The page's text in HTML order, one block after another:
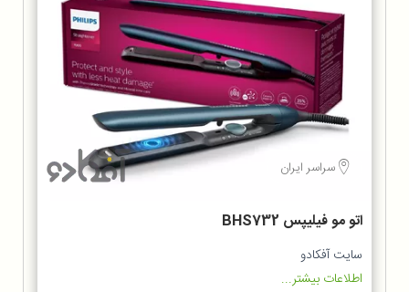
سراسر ایران
اتو مو فیلیپس BHS732
سایت آفکادو
اطلاعات بیشتر...